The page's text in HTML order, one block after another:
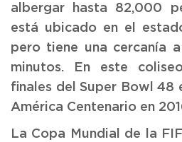
albergar hasta 82,000
está ubicado en el
pero tiene una cercanía
minutos. En este
finales del Super Bowl 48
América Centenario en
La Copa Mundial de la